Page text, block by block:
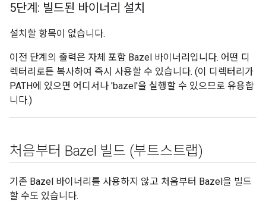
5단계: 빌드된 바이너리 설치
설치할 항목이 없습니다.
이전 단계의 출력은 자체 포함 Bazel 바이너리입니다. 어떤 디
렉터리로든 복사하여 즉시 사용할 수 있습니다. (이 디렉터리가
PATH에 있으면 어디서나 'bazel'을 실행할 수 있으므로 유용합
니다.)
처음부터 Bazel 빌드 (부트스트랩)
기존 Bazel 바이너리를 사용하지 않고 처음부터 Bazel을 빌드
할 수도 있습니다.